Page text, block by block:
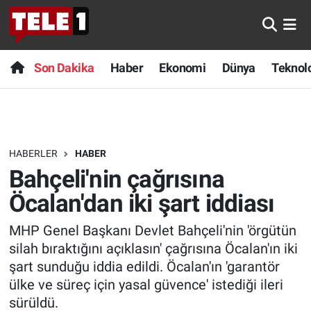
Son Dakika Haber Ekonomi Dünya
HABERLER HABER
Bahçeli'nin çağrısına
Öcalan'dan iki şart iddiası
MHP Genel Başkanı Devlet Bahçeli'nin 'örgütün
silah bıraktığını açıklasın' çağrısına Öcalan'ın iki
şart sunduğu iddia edildi. Öcalan'ın 'garantör
ülke ve süreç için yasal güvence' istediği ileri
sürüldü.
Anında Manşet
Başka Sohbetler
Bilim turu
Bilim ve Teknoloji Evreni
Doğa Konuşuyor
Dünya
Ege Saati
Son Dakika
Haber
Dünya
Teknoloji
Sağlık
Spor
Yayın Akışı
Nöbetçi Eczaneler
Hava Durumu
Trafik Durumu
Süper Lig Puan Durumu ve Fikstür
Tüm Manşetler
Son Dakika Haberleri
Haber Arşivi